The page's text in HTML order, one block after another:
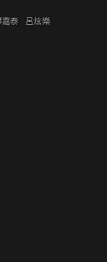
嘉泰 呂炫樂